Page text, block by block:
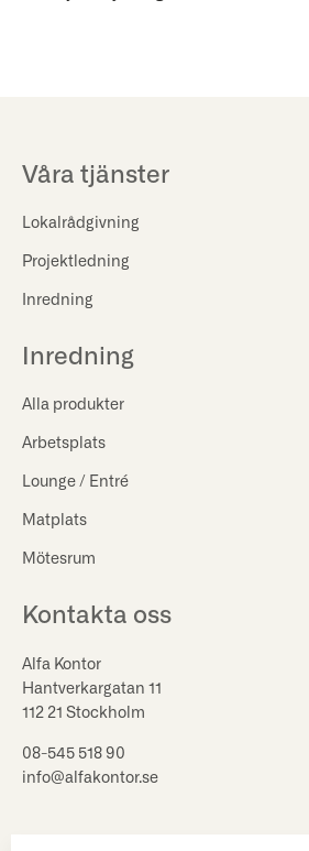
Våra tjänster
Lokalrådgivning
Projektledning
Inredning
Inredning
Alla produkter
Arbetsplats
Lounge / Entré
Matplats
Mötesrum
Kontakta oss
Alfa Kontor
Hantverkargatan 11
112 21 Stockholm
08-545 518 90
info@alfakontor.se